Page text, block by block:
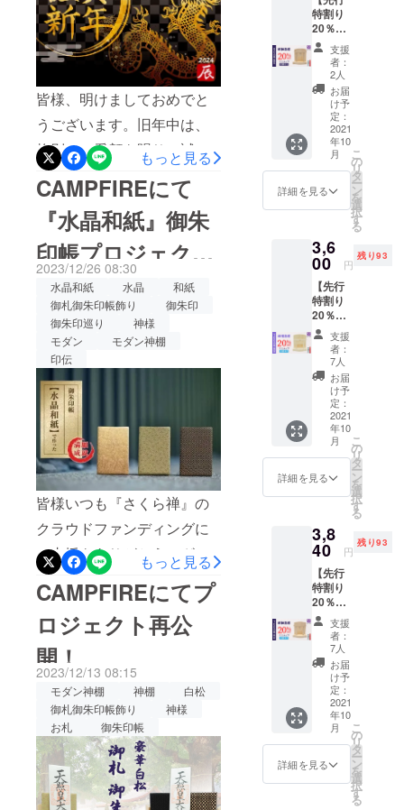
援者様には、『屋久杉 開運
木札（七福宝船）』をプレ
ゼント！プロジェクトペー
ジURLhttps://camp-
fire.jp/projects/view/725339
より多くの方々に『神木 屋
久杉』モダン神棚をお届け
できように頑張りますの
で、SNSなどでの拡散にご
協力を頂けますと幸いで
す。【同時開催中のプロ
ジェクト】【水晶和紙】に
満願成就をご祈願！ 繰返し
ご愛用して頂ける一生モノ
の御朱印帳https://camp-
fire.jp/projects/729453/❖神
様の居場所❖神様とのご縁
を大切にできる御札・御朱
印帳 お祀り飾り（白松）
https://camp-
fire.jp/projects/view/725338
引き続き、宜しくお願い致
します。❖神様の居場所❖
神木 屋久杉で作った「御札
御朱印帳」飾り！プロジェ
クトチーム一同
皆様、明けましておめでと
うございます。旧年中は、
格別のご愛顧を賜り、誠に
ありがとうございました。
弊社の商品をお選び頂き、
心より感謝申し上げます。
本年も、皆様のご期待に添
えるよう、より一層の品質
向上とサービスの充実に努
めて参ります。【実施中プ
ロジェクト】【水晶和紙】
に満願成就をご祈願！ 繰返
しご愛用して頂ける一生モ
ノの御朱印帳https://camp-
fire.jp/projects/729453/❖神
様の居場所❖神様とのご縁
を大切にできる御札・御朱
印帳 お祀り飾り
https://camp-
fire.jp/projects/view/725338
皆様のご健康とご多幸を心
よりお祈り申し上げます。
プロジェクトチーム一同
もっと見る
CAMPFIREにて
『水晶和紙』御朱
印帳プロジェクト
公開！
2023/12/26 08:30
水晶和紙 水晶
和紙
御札御朱印帳飾り
御朱印
御朱印巡り
神様
モダン
モダン神棚
印伝
皆様いつも『さくら禅』の
クラウドファンディングに
ご支援をありがとうござい
ます。ご要望にお応えし、
今年も「水晶和紙」御朱印
帳のプロジェクトを再掲載
致します。今回、超早割を
ご支援頂きました皆様に
は、特典といたしまして、
黄金根付をプレゼントしま
す！プロジェクトページ
URLhttps://camp-
もっと見る
CAMPFIREにてプ
ロジェクト再公
開！
2023/12/13 08:15
モダン神棚 神棚
白松
御札御朱印帳飾り
神様
お札
御朱印帳
命です。
多くの方に
価値ある差
別化された
商品をご紹
介させて頂
き！ ご理解
頂ければ幸
特割り
20％】
明神鳥
居・御
朱印帳
お祀り
スタン
ド（ミ
ニ・水
晶な
し）★
特典付
き★
【50名
限定】
売価
格：
4,500円
（税・
送料
込）の
【20％
OFF】
⇒3,600
円
（税・
送料
込） ■
明神鳥
居付き
御朱印
帳お祀
ニ・水
晶な
し） ×
１社 ■
特典：
特製オ
リジナ
ル「黄
金の開
運根
付」 ×
１点 ※
製造状
況によ
り出荷
時期が
遅れる
支援
者：
2人
お届
け予
定：
2021
年10
月
詳細を見る
こ
の
リ
タ
ー
ン
を
選
択
す
る
3,6
00 円
残り93
【先行
特割り
20％】
神明鳥
居・御
朱印帳
お祀り
スタン
ド（ミ
ニ・水
晶あ
り） ★
特典付
き★
【100名
限定】
売価
格：
4,500円
（税・
送料
込）の
【20％
OFF】
⇒3,600
円
（税・
送料
込） ■
神明鳥
居付き
御朱印
帳お祀
支援
者：
7人
お届
け予
定：
2021
年10
月
詳細を見る
こ
の
リ
タ
ー
ン
を
選
択
す
る
3,8
40 円
残り93
【先行
特割り
20％】
明神鳥
居・御
朱印帳
お祀り
スタン
ド（ミ
ニ・水
晶あ
り） ★
特典付
き★
【100名
限定】
支援
者：
7人
お届
け予
定：
2021
年10
月
詳細を見る
こ
の
リ
タ
ー
ン
を
選
択
す
る